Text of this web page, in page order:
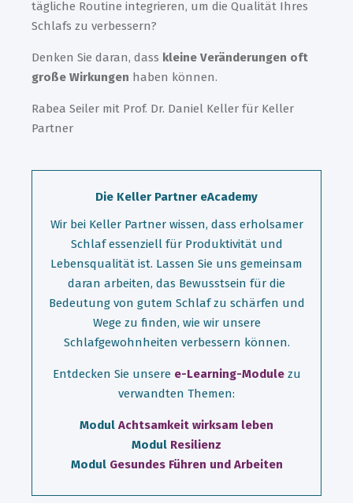
tägliche Routine integrieren, um die Qualität Ihres
Schlafs zu verbessern?
Denken Sie daran, dass kleine Veränderungen oft
große Wirkungen haben können.
Rabea Seiler mit Prof. Dr. Daniel Keller für Keller
Partner
Die Keller Partner eAcademy
Wir bei Keller Partner wissen, dass erholsamer
Schlaf essenziell für Produktivität und
Lebensqualität ist. Lassen Sie uns gemeinsam
daran arbeiten, das Bewusstsein für die
Bedeutung von gutem Schlaf zu schärfen und
Wege zu finden, wie wir unsere
Schlafgewohnheiten verbessern können.
Entdecken Sie unsere e-Learning-Module zu
verwandten Themen:
Modul Achtsamkeit wirksam leben
Modul Resilienz
Modul Gesundes Führen und Arbeiten